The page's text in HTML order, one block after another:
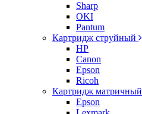
Sharp
OKI
Pantum
Картридж струйный
HP
Canon
Epson
Ricoh
Картридж матричный
Epson